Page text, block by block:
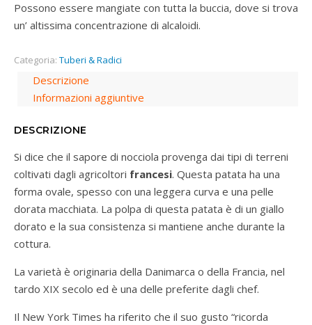
Possono essere mangiate con tutta la buccia, dove si trova
un’ altissima concentrazione di alcaloidi.
Categoria: Tuberi & Radici
Descrizione
Informazioni aggiuntive
DESCRIZIONE
Si dice che il sapore di nocciola provenga dai tipi di terreni
coltivati dagli agricoltori francesi. Questa patata ha una
forma ovale, spesso con una leggera curva e una pelle
dorata macchiata. La polpa di questa patata è di un giallo
dorato e la sua consistenza si mantiene anche durante la
cottura.
La varietà è originaria della Danimarca o della Francia, nel
tardo XIX secolo ed è una delle preferite dagli chef.
Il New York Times ha riferito che il suo gusto “ricorda